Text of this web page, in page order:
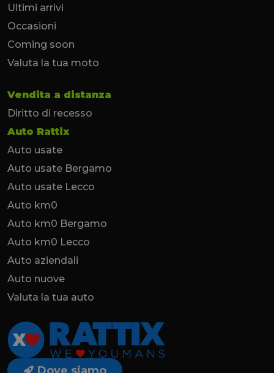
Ultimi arrivi
Occasioni
Coming soon
Valuta la tua moto
Vendita a distanza
Diritto di recesso
Auto Rattix
Auto usate
Auto usate Bergamo
Auto usate Lecco
Auto km0
Auto km0 Bergamo
Auto km0 Lecco
Auto aziendali
Auto nuove
Valuta la tua auto